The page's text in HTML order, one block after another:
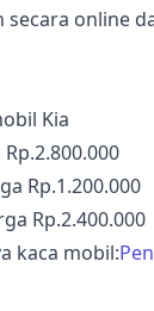
secara online
Kia
Rp.1.200.000
Rp.2.400.000
kaca mobil: